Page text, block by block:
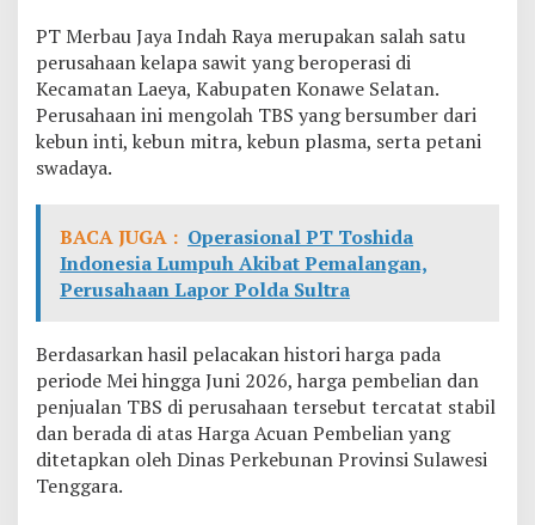
PT Merbau Jaya Indah Raya merupakan salah satu
perusahaan kelapa sawit yang beroperasi di
Kecamatan Laeya, Kabupaten Konawe Selatan.
Perusahaan ini mengolah TBS yang bersumber dari
kebun inti, kebun mitra, kebun plasma, serta petani
swadaya.
BACA JUGA : Operasional PT Toshida
Indonesia Lumpuh Akibat Pemalangan,
Perusahaan Lapor Polda Sultra
Berdasarkan hasil pelacakan histori harga pada
periode Mei hingga Juni 2026, harga pembelian dan
penjualan TBS di perusahaan tersebut tercatat stabil
dan berada di atas Harga Acuan Pembelian yang
ditetapkan oleh Dinas Perkebunan Provinsi Sulawesi
Tenggara.